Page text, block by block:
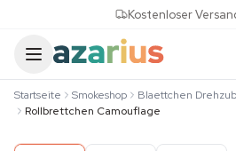
Kostenloser
Startseite Smokeshop Blaettchen
Rollbrettchen Camouflage